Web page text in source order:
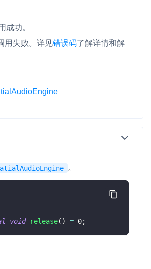
成功。
用失败。 详见错误码了解详情和解
。
void release( ) = 0;